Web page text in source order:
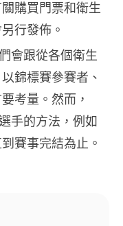
購買門票和衛生
行發佈。
會跟從各個衛生
錦標賽參賽者、
考量。然而，
手的方法，例如
賽事完結為止。